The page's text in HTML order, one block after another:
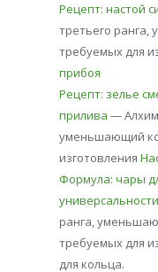
Рецепт: настой
третьего
требуемых для
прибоя
Рецепт: зелье
прилива —
уменьшающий
изготовления
Формула: чары
универсальности
ранга,
требуемых для
для кольца.